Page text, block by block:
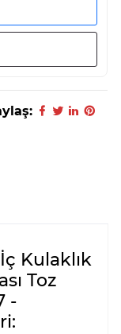
Kulaklık
Toz
-